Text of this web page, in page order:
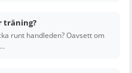
träning?
runt handleden? Oavsett om